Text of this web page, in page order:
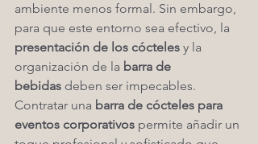
ambiente menos formal. Sin embargo,
para que este entorno sea efectivo, la
presentación de los cócteles y la
organización de la barra de
bebidas deben ser impecables.
Contratar una barra de cócteles para
eventos corporativos permite añadir un